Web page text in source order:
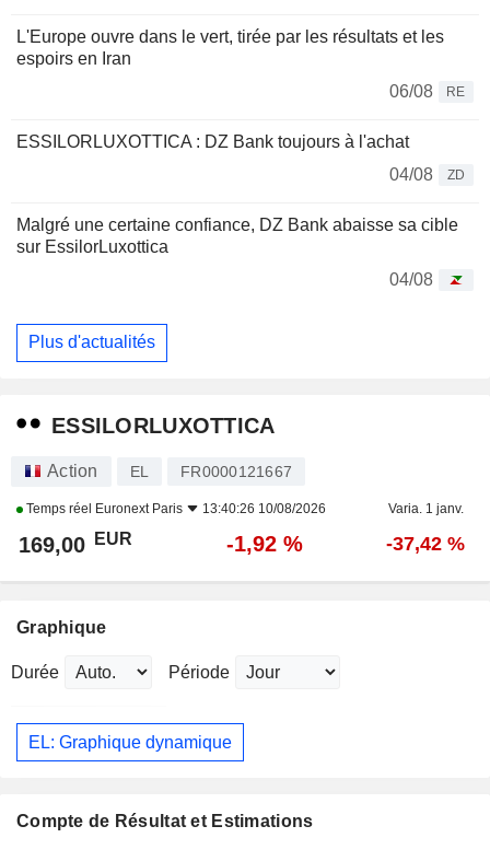
L'Europe ouvre dans le vert, tirée par les résultats et les
espoirs en Iran
06/08
RE
ESSILORLUXOTTICA : DZ Bank toujours à l'achat
04/08
ZD
Malgré une certaine confiance, DZ Bank abaisse sa cible
sur EssilorLuxottica
04/08
Plus d'actualités
ESSILORLUXOTTICA
Action EL FR0000121667
Temps réel Euronext Paris 13:40:26 10/08/2026 Varia. 1 janv.
169,00 EUR -1,92 % -37,42 %
Graphique
Durée Période
EL: Graphique dynamique
Compte de Résultat et Estimations